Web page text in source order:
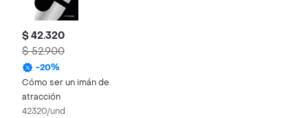
$ 42.320
$ 52.900
-20%
Cómo ser un imán de
atracción
42320/und